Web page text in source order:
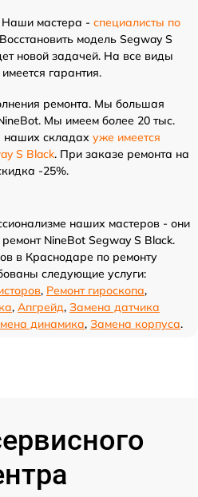
мастера - специалисты по
модель Segway S
новой задачей. На все виды
гарантия.
ремонта. Мы большая
Мы имеем более 20 тыс.
наших складах уже имеется
S Black. При заказе ремонта на
-25%.
наших мастеров - они
NineBot Segway S Black.
в Краснодаре по ремонту
следующие услуги:
, Ремонт гироскопа,
, Апгрейд, Замена датчика
динамика, Замена корпуса.